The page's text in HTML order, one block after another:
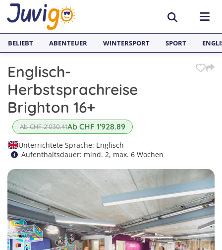
AKTIVITÄTEN
Sportcamps
Lerncamps
Outdoorcamps
Fussballcamps
Segelcamps
Tenniscamps
Tanzcamps
REISEZIELE
Aargau
Basel
Graubünden
Luzern
Tessin
SPRACHFERIEN
Sprachreisen
Sprachferien Frankreich
Sprachferien Spanien
Sprachferien in der Schweiz
Englisch Sprachferien USA
JUGENDREISEN
Italien
Deutschland
Frankreich
Portugal
BELIEBT ABENTEUER WINTERSPORT SPORT
Englisch-
Herbstsprachreise
Brighton 16+
Ab CHF 2'030.41Ab CHF 1'928.89
Unterrichtete Sprache: Englisch
Aufenthaltsdauer: mind. 2, max. 6 Wochen
1
2
3